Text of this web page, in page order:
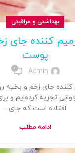
بهداشتی و مراقبتی
کننده جای
پوست
Admin
0
کننده جای زخم و
تجربه کرده‌ایم و
افتاده است که جای...
ادامه مطلب